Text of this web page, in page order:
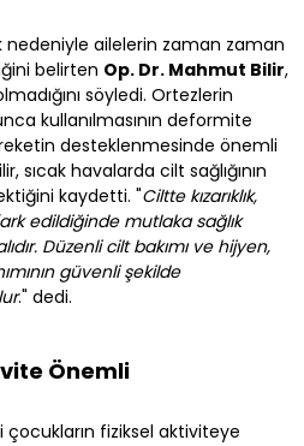
nedeniyle ailelerin zaman zaman
belirten Op. Dr. Mahmut Bilir,
söyledi. Ortezlerin
kullanılmasının deformite
desteklenmesinde önemli
sıcak havalarda cilt sağlığının
kaydetti. "Ciltte kızarıklık,
edildiğinde mutlaka sağlık
Düzenli cilt bakımı ve hijyen,
güvenli şekilde
." dedi.
Önemli
çocukların fiziksel aktiviteye